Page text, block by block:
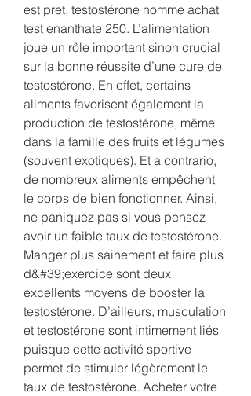
est pret, testostérone homme achat
test enanthate 250. L’alimentation
joue un rôle important sinon crucial
sur la bonne réussite d’une cure de
testostérone. En effet, certains
aliments favorisent également la
production de testostérone, même
dans la famille des fruits et légumes
(souvent exotiques). Et a contrario,
de nombreux aliments empêchent
le corps de bien fonctionner. Ainsi,
ne paniquez pas si vous pensez
avoir un faible taux de testostérone.
Manger plus sainement et faire plus
d&#39;exercice sont deux
excellents moyens de booster la
testostérone. D’ailleurs, musculation
et testostérone sont intimement liés
puisque cette activité sportive
permet de stimuler légèrement le
taux de testostérone. Acheter votre